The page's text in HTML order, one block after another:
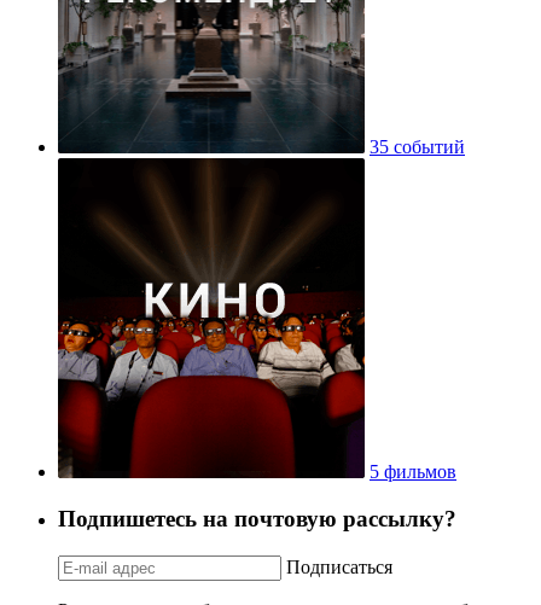
35 событий
5 фильмов
Подпишетесь на почтовую рассылку?
Подписаться